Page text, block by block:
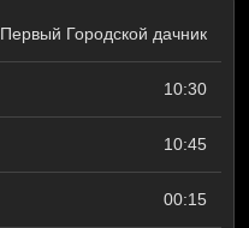
Первый Городской дачник
10:30
10:45
00:15